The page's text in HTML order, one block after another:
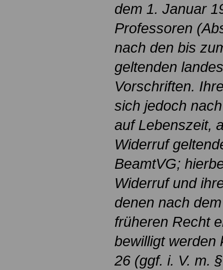
dem 1. Januar
Professoren
nach den bis
geltenden
Vorschriften.
sich jedoch
auf Lebenszeit,
Widerruf
BeamtVG;
Widerruf und
denen nach
früheren Recht
bewilligt werden
26 (ggf. i. V. m.